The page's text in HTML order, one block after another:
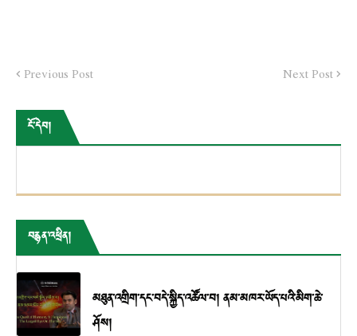
Previous Post Next Post
ངོ་དེབ།
བརྙན་འཕྲིན།
མཐུན་འགྲིག་དང་བདེ་སྐྱིད་འཚོལ་བ། ནམ་མཁར་ཡོད་པའི་མིག་ཆེ་
ཤོས།